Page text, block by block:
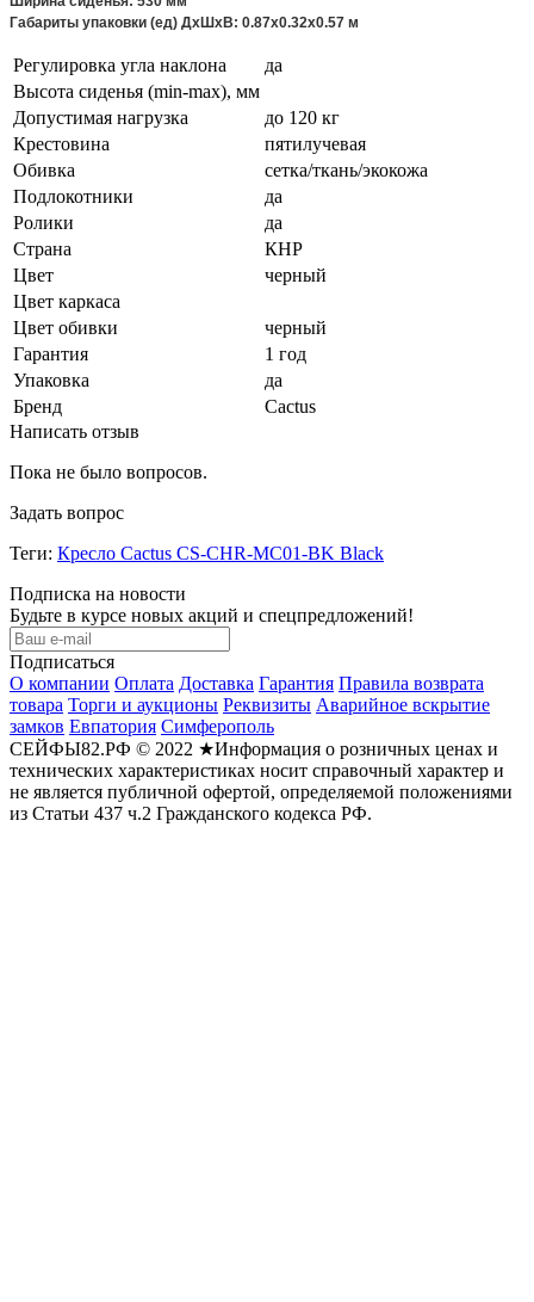
Габариты упаковки (ед) ДхШхВ: 0.87x0.32x0.57 м
Регулировка угла наклона
да
Высота сиденья (min-max), мм
Допустимая нагрузка
до 120 кг
Крестовина
пятилучевая
Обивка
сетка/ткань/экокожа
Подлокотники
да
Ролики
да
Страна
КНР
Цвет
черный
Цвет каркаса
Цвет обивки
черный
Гарантия
1 год
Упаковка
да
Бренд
Cactus
Написать отзыв
Пока не было вопросов.
Задать вопрос
Теги: Кресло Cactus CS-CHR-MC01-BK Black
Подписка на новости
Будьте в курсе новых акций и спецпредложений!
Подписаться
О компании Оплата Доставка Гарантия Правила возврата
товара Торги и аукционы Реквизиты Аварийное вскрытие
замков Евпатория Симферополь
СЕЙФЫ82.РФ © 2022 ★Информация о розничных ценах и
технических характеристиках носит справочный характер и
не является публичной офертой, определяемой положениями
из Статьи 437 ч.2 Гражданского кодекса РФ.